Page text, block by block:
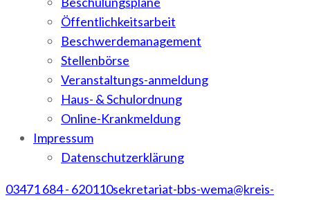
Öffentlichkeitsarbeit
Beschwerdemanagement
Stellenbörse
Veranstaltungs-anmeldung
Haus- & Schulordnung
Online-Krankmeldung
Impressum
Datenschutzerklärung
03471 684 - 620110sekretariat-bbs-wema@kreis-